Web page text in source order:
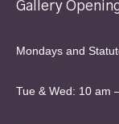
Gallery
Mondays and
Tue & Wed: 10 am